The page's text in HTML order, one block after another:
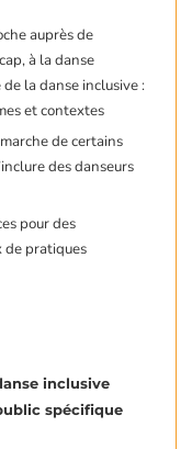
auprès de
à la danse
la danse inclusive :
et contextes
de certains
des danseurs
pour des
de pratiques
inclusive
spécifique